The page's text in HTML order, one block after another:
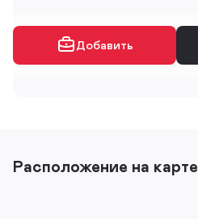
Добавить
Расположение на карте